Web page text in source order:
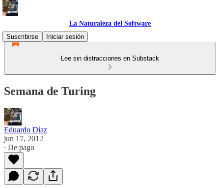
La Naturaleza del Software
Suscribirse
Iniciar sesión
Lee sin distracciones en Substack
Semana de Turing
Eduardo Díaz
jun 17, 2012
∙ De pago